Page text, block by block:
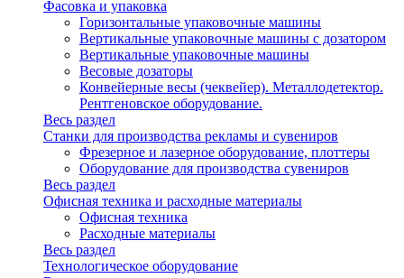
Фасовка и упаковка
Горизонтальные упаковочные машины
Вертикальные упаковочные машины с дозатором
Вертикальные упаковочные машины
Весовые дозаторы
Конвейерные весы (чеквейер). Металлодетектор.
Рентгеновское оборудование.
Весь раздел
Станки для производства рекламы и сувениров
Фрезерное и лазерное оборудование, плоттеры
Оборудование для производства сувениров
Весь раздел
Офисная техника и расходные материалы
Офисная техника
Расходные материалы
Весь раздел
Технологическое оборудование